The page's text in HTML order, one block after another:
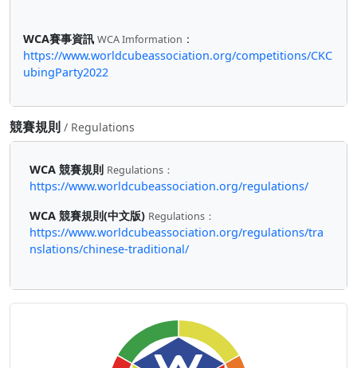
WCA賽事資訊 WCA Imformation ：
https://www.worldcubeassociation.org/competitions/CKC
ubingParty2022
競賽規則 / Regulations
WCA 競賽規則 Regulations：
https://www.worldcubeassociation.org/regulations/
WCA 競賽規則(中文版) Regulations：
https://www.worldcubeassociation.org/regulations/tra
nslations/chinese-traditional/